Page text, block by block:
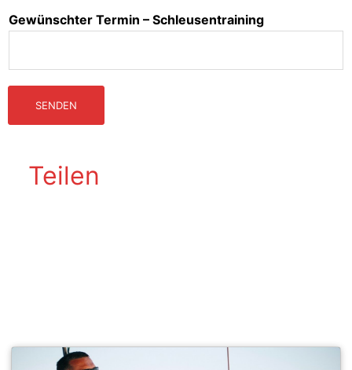
Gewünschter Termin – Schleusentraining
SENDEN
Teilen